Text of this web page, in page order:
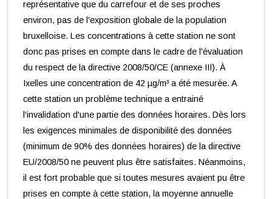
représentative que du carrefour et de ses proches
environ, pas de l'exposition globale de la population
bruxelloise. Les concentrations à cette station ne sont
donc pas prises en compte dans le cadre de l'évaluation
du respect de la directive 2008/50/CE (annexe III). À
Ixelles une concentration de 42 µg/m³ a été mesurée. A
cette station un problème technique a entrainé
l'invalidation d'une partie des données horaires. Dès lors
les exigences minimales de disponibilité des données
(minimum de 90% des données horaires) de la directive
EU/2008/50 ne peuvent plus être satisfaites. Néanmoins,
il est fort probable que si toutes mesures avaient pu être
prises en compte à cette station, la moyenne annuelle